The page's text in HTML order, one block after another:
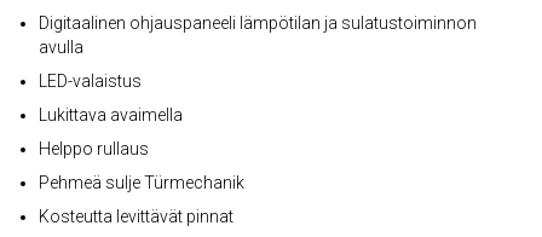
Digitaalinen ohjauspaneeli lämpötilan ja sulatustoiminnon
avulla
LED-valaistus
Lukittava avaimella
Helppo rullaus
Pehmeä sulje Türmechanik
Kosteutta levittävät pinnat